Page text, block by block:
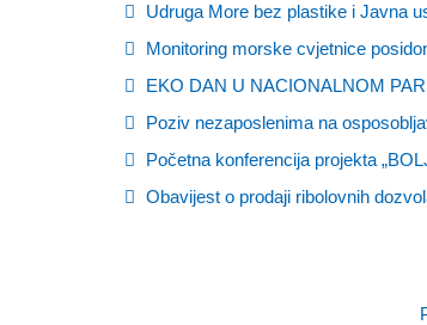
Udruga More bez plastike i Javna
Monitoring morske cvjetnice
EKO DAN U NACIONALNOM
Poziv nezaposlenima na
Početna konferencija projekta
Obavijest o prodaji ribolovnih